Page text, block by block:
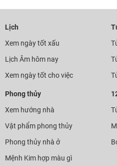
Lịch
Xem ngày tốt xấu
Lịch Âm hôm nay
Xem ngày tốt cho việc
Phong thủy
Xem hướng nhà
Vật phẩm phong thủy
Phong thủy nhà ở
Mệnh Kim hợp màu gì